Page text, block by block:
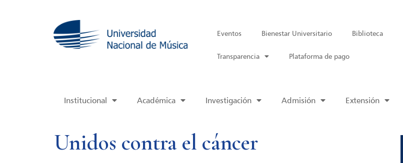
Eventos Bienestar Universitario Biblioteca
Transparencia Plataforma de pago
Institucional Académica Investigación Admisión Extensión
Unidos contra el cáncer